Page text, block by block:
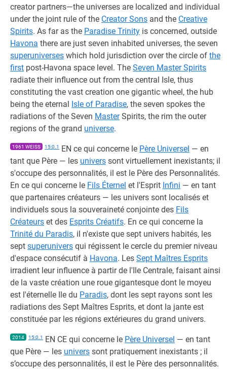
creator partners—the universes are localized and individual
under the joint rule of the Creator Sons and the Creative
Spirits. As far as the Paradise Trinity is concerned, outside
Havona there are just seven inhabited universes, the seven
superuniverses which hold jurisdiction over the circle of the
first post-Havona space level. The Seven Master Spirits
radiate their influence out from the central Isle, thus
constituting the vast creation one gigantic wheel, the hub
being the eternal Isle of Paradise, the seven spokes the
radiations of the Seven MasterSpirits, the rim the outer
regions of the grand universe.
1961 WEISS 15:0.1 EN ce qui concerne le Père Universel — en
tant que Père — les univers sont virtuellement inexistants; il
s'occupe des personnalités, il est le Père des Personnalités.
En ce qui concerne le Fils Éternel et l'Esprit Infini — en tant
que partenaires créateurs — les univers sont localisés et
individuels sous la souveraineté conjointe des Fils
Créateurs et des Esprits Créatifs. En ce qui concerne la
Trinité du Paradis, il n'existe que sept univers habités, les
sept superunivers qui régissent le cercle du premier niveau
d'espace consécutif à Havona. Les Sept Maîtres Esprits
irradient leur influence à partir de l'Ile Centrale, faisant ainsi
de la vaste création une roue gigantesque dont le moyeu
est l'éternelle Ile du Paradis, dont les sept rayons sont les
radiations des Sept Maîtres Esprits, et dont la jante est
constituée par les régions extérieures du grand univers.
2014 15:0.1 EN CE qui concerne le Père Universel — en tant
que Père — les univers sont pratiquement inexistants ; il
s’occupe des personnalités, il est le Père des personnalités.